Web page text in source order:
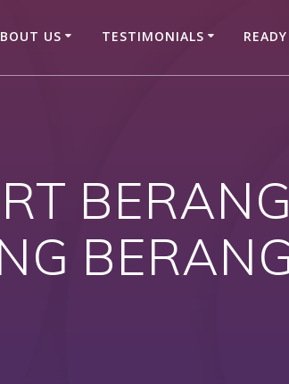
US TESTIMONIALS